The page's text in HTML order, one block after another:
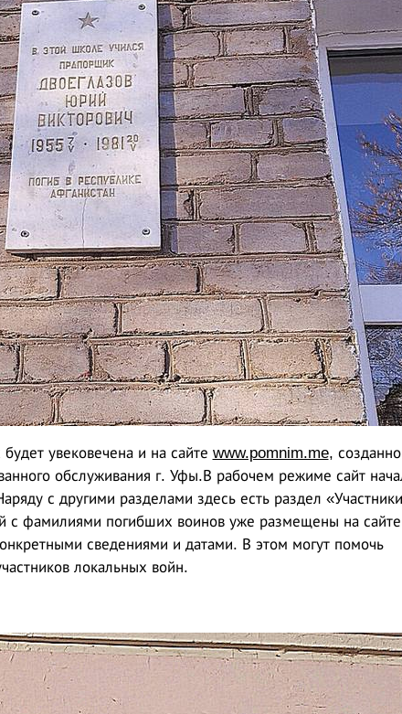
увековечена и на сайте www.pomnim.me,
обслуживания г. Уфы.В рабочем режиме сайт
с другими разделами здесь есть раздел «Участники
с фамилиями погибших воинов уже размещены на
сведениями и датами. В этом могут помочь
локальных войн.